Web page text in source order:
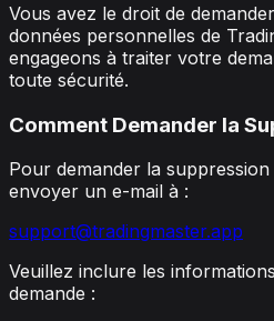
Vous avez le droit de
données personnelles de
engageons à traiter votre
toute sécurité.
Comment Demander la
Pour demander la
envoyer un e-mail à :
support@tradingmaster.app
Veuillez inclure les
demande :